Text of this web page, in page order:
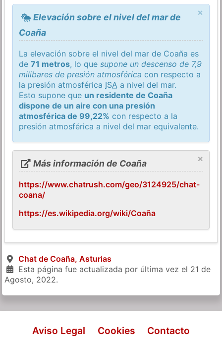
×
Elevación sobre el nivel del mar de
Coaña
La elevación sobre el nivel del mar de Coaña es
de71 metros, lo quesupone un descenso de 7,9
milibares de presión atmosférica con respecto a
la presión atmosférica ISA a nivel del mar.
Esto supone que un residente de Coaña
dispone de un aire con una presión
atmosférica de 99,22% con respecto a la
presión atmosférica a nivel del mar equivalente.
×
Más información de Coaña
https://www.chatrush.com/geo/3124925/chat-
coana/
https://es.wikipedia.org/wiki/Coaña
Chat de Coaña, Asturias
Esta página fue actualizada por última vez el 21 de
Agosto, 2022.
Aviso Legal Cookies Contacto